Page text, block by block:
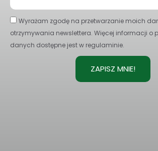
Wyrażam zgodę na przetwarzanie moich
otrzymywania newslettera. Więcej informacji o
danych dostępne jest w regulaminie.
ZAPISZ MNIE!